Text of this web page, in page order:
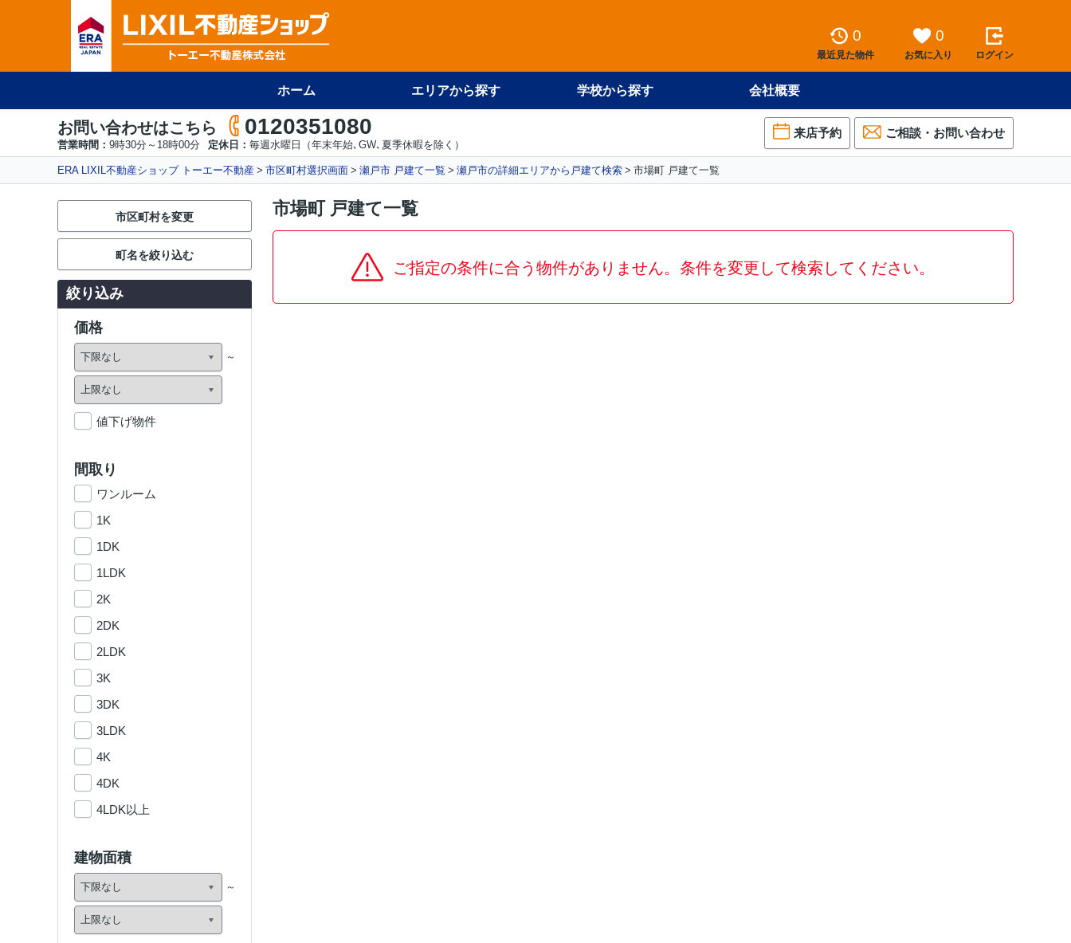
0
最近見た物件
0
お気に入り ログイン
ホーム エリアから探す 学校から探す 会社概要
お問い合わせはこちら 0120351080
営業時間： 9時30分～18時00分 定休日： 毎週水曜日（年末年始､GW､夏季休暇を除く）
来店予約 ご相談・お問い合わせ
ERA LIXIL不動産ショップ トーエー不動産 市区町村選択画面 瀬戸市 戸建て一覧 瀬戸市の詳細エリアから戸建て検索 市場町 戸建て一覧
市場町 戸建て一覧
ご指定の条件に合う物件がありません。条件を変更して検索してください。
市区町村を変更
町名を絞り込む
絞り込み
価格
値下げ物件
間取り
ワンルーム
1K
1DK
1LDK
2K
2DK
2LDK
3K
3DK
3LDK
4K
4DK
4LDK以上
建物面積